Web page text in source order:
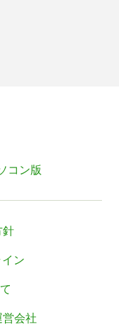
コン版
針
ン
営会社